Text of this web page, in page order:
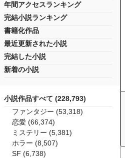
年間アクセスランキング
完結小説ランキング
書籍化作品
最近更新された小説
完結した小説
新着の小説
小説作品すべて (228,793)
ファンタジー (53,318)
恋愛 (66,374)
ミステリー (5,381)
ホラー (8,507)
SF (6,738)